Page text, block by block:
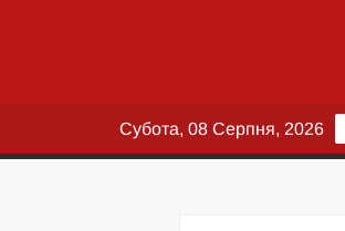
Субота, 08 Серпня, 2026